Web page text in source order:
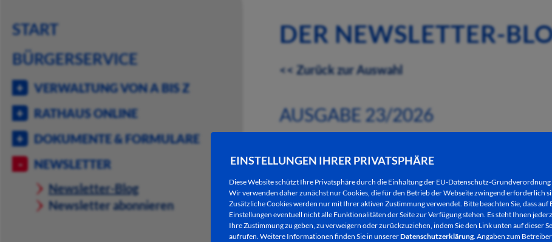
EINSTELLUNGEN IHRER PRIVATSPHÄRE
Diese Website schützt Ihre Privatsphäre durch die Einhaltung der EU-Datenschutz-Grundverordnung
Wir verwenden daher zunächst nur Cookies, die für den Betrieb der Webseite zwingend erforderlich
Zusätzliche Cookies werden nur mit Ihrer aktiven Zustimmung verwendet. Bitte beachten Sie, dass auf
Einstellungen eventuell nicht alle Funktionalitäten der Seite zur Verfügung stehen. Es steht Ihnen
Ihre Zustimmung zu geben, zu verweigern oder zurückzuziehen, indem Sie den Link unten auf dieser
aufrufen. Weitere Informationen finden Sie in unsererDatenschutzerklärung. Angaben zum
START
BÜRGERSERVICE
VERWALTUNG VON A BIS Z
RATHAUS ONLINE
DOKUMENTE & FORMULARE
NEWSLETTER
Newsletter-Blog
Newsletter abonnieren
DER NEWSLETTER-
<< Zurück zur Auswahl
AUSGABE 23/2026
AB DEM 8. JUNI IST DIE
GESPERRT
03.06.2026